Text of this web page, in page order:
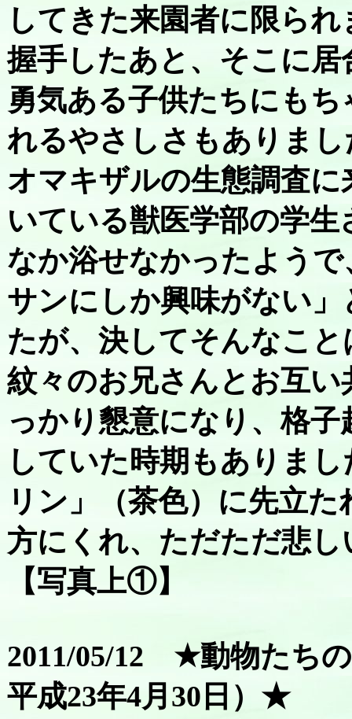
してきた来園者に限ら
握手したあと、そこに
勇気ある子供たちにも
れるやさしさもありま
オマキザルの生態調査
いている獣医学部の学
なか浴せなかったよう
サンにしか興味がない
たが、決してそんなこ
紋々のお兄さんとお互
っかり懇意になり、格
していた時期もありま
リン」（茶色）に先立
方にくれ、ただただ悲
【写真上①】
2011/05/12 ★動物たち
平成23年4月30日）★